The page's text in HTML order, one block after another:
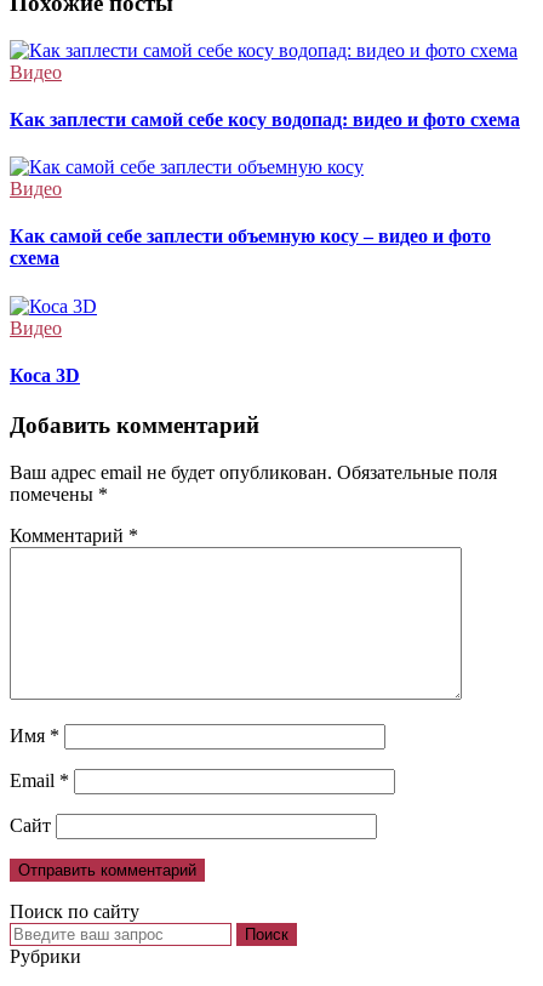
Видео
Как заплести самой себе косу водопад: видео и фото схема
Видео
Как самой себе заплести объемную косу – видео и фото
схема
Видео
Коса 3D
Добавить комментарий
Ваш адрес email не будет опубликован. Обязательные поля
помечены *
Комментарий *
Имя *
Email *
Сайт
Поиск по сайту
Рубрики